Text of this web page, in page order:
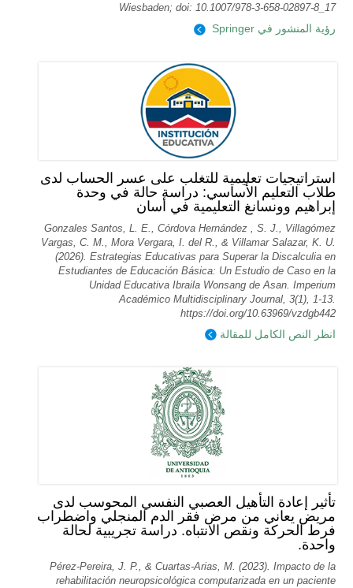
Wiesbaden; doi: 10.1007/978-3-658-02897-8_17
رؤية المنشور في Springer
استراتيجيات تعليمية للتغلب على عسر الحساب لدى
طلاب التعليم الأساسي: دراسة حالة في وحدة
إبراهيم وونسانغ التعليمية في أسان
Gonzales Santos, L. E., Córdova Hernández , S. J., Villagómez
Vargas, C. M., Mora Vergara, I. del R., & Villamar Salazar, K. U.
(2026). Estrategias Educativas para Superar la Discalculia en
Estudiantes de Educación Básica: Un Estudio de Caso en la
Unidad Educativa Ibraila Wonsang de Asan. Imperium
Académico Multidisciplinary Journal, 3(1), 1-13.
https://doi.org/10.63969/vzdgb442
انظر النص الكامل للمقالة
تأثير إعادة التأهيل العصبي النفسي المحوسب لدى
مريض يعاني من مرض فقر الدم المنجلي واضطراب
فرط الحركة ونقص الانتباه. دراسة تجريبية لحالة
واحدة.
Pérez-Pereira, J. P., & Cuartas-Arias, M. (2023). Impacto de la
rehabilitación neuropsicológica computarizada en un paciente